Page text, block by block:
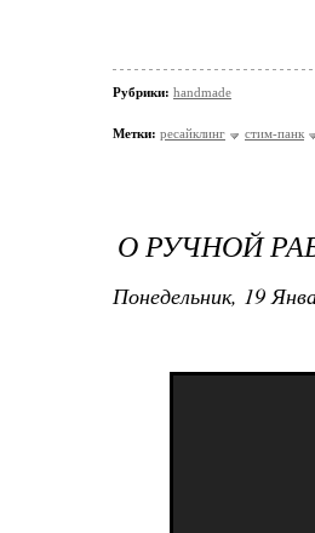
Рубрики: handmade
Метки: ресайклинг стим-панк
О РУЧНОЙ
Понедельник, 19